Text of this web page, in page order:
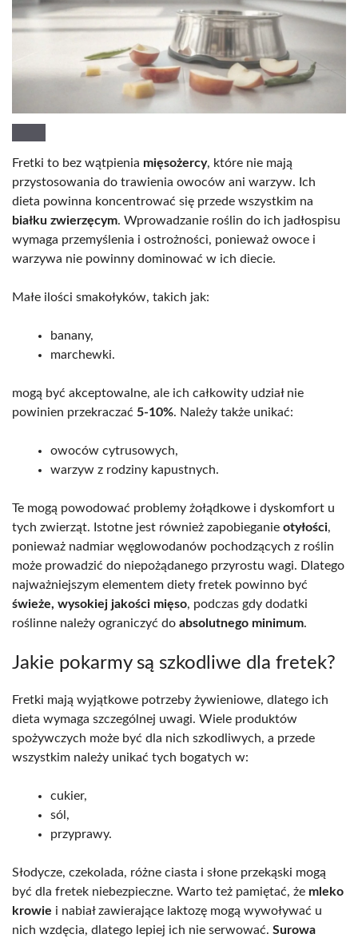
Fretki to bez wątpienia mięsożercy, które nie mają
przystosowania do trawienia owoców ani warzyw. Ich
dieta powinna koncentrować się przede wszystkim na
białku zwierzęcym. Wprowadzanie roślin do ich jadłospisu
wymaga przemyślenia i ostrożności, ponieważ owoce i
warzywa nie powinny dominować w ich diecie.
Małe ilości smakołyków, takich jak:
banany,
marchewki.
mogą być akceptowalne, ale ich całkowity udział nie
powinien przekraczać 5-10%. Należy także unikać:
owoców cytrusowych,
warzyw z rodziny kapustnych.
Te mogą powodować problemy żołądkowe i dyskomfort u
tych zwierząt. Istotne jest również zapobieganie otyłości,
ponieważ nadmiar węglowodanów pochodzących z roślin
może prowadzić do niepożądanego przyrostu wagi. Dlatego
najważniejszym elementem diety fretek powinno być
świeże, wysokiej jakości mięso, podczas gdy dodatki
roślinne należy ograniczyć do absolutnego minimum.
Jakie pokarmy są szkodliwe dla fretek?
Fretki mają wyjątkowe potrzeby żywieniowe, dlatego ich
dieta wymaga szczególnej uwagi. Wiele produktów
spożywczych może być dla nich szkodliwych, a przede
wszystkim należy unikać tych bogatych w:
cukier,
sól,
przyprawy.
Słodycze, czekolada, różne ciasta i słone przekąski mogą
być dla fretek niebezpieczne. Warto też pamiętać, że mleko
krowie i nabiał zawierające laktozę mogą wywoływać u
nich wzdęcia, dlatego lepiej ich nie serwować. Surowa